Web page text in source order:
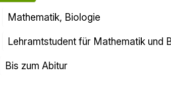
Mathematik, Biologie
Lehramtstudent für Mathematik und
Bis zum Abitur